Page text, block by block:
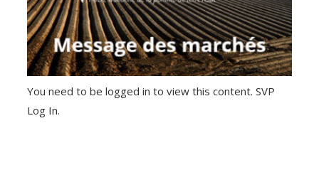
You need to be logged in to view this content. SVP
Log In.